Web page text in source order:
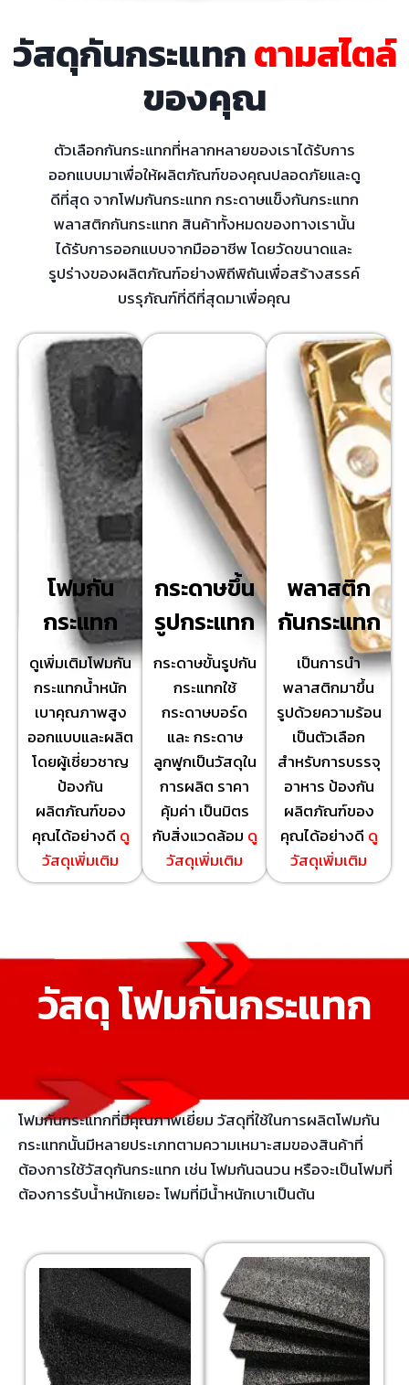
วัสดุกันกระแทกตามสไตล์
ของคุณ
ตัวเลือกกันกระแทกที่หลากหลายของเราได้รับการ
ออกแบบมาเพื่อให้ผลิตภัณฑ์ของคุณปลอดภัยและดู
ดีที่สุด จากโฟมกันกระแทก กระดาษแข็งกันกระแทก
พลาสติกกันกระแทก สินค้าทั้งหมดของทางเรานั้น
ได้รับการออกแบบจากมืออาชีพ โดยวัดขนาดและ
รูปร่างของผลิตภัณฑ์อย่างพิถีพิถันเพื่อสร้างสรรค์
บรรุภัณฑ์ที่ดีที่สุดมาเพื่อคุณ
โฟมกัน
กระแทก
ดูเพิ่มเติมโฟมกัน
กระแทกน้ำหนัก
เบาคุณภาพสูง
ออกแบบและผลิต
โดยผู้เชี่ยวชาญ
ป้องกัน
ผลิตภัณฑ์ของ
คุณได้อย่างดี ดู
วัสดุเพิ่มเติม
กระดาษขึ้น
รูปกระแทก
กระดาษขั้นรูปกัน
กระแทกใช้
กระดาษบอร์ด
และ กระดาษ
ลูกฟูกเป็นวัสดุใน
การผลิต ราคา
คุ้มค่า เป็นมิตร
กับสิ่งแวดล้อม ดู
วัสดุเพิ่มเติม
พลาสติก
กันกระแทก
เป็นการนำ
พลาสติกมาขึ้น
รูปด้วยความร้อน
เป็นตัวเลือก
สำหรับการบรรจุ
อาหาร ป้องกัน
ผลิตภัณฑ์ของ
คุณได้อย่างดี ดู
วัสดุเพิ่มเติม
วัสดุ โฟมกันกระแทก
โฟมกันกระแทกที่มีคุณภาพเยี่ยม วัสดุที่ใช้ในการผลิตโฟมกัน
กระแทกนั้นมีหลายประเภทตามความเหมาะสมของสินค้าที่
ต้องการใช้วัสดุกันกระแทก เช่น โฟมกันฉนวน หรือจะเป็นโฟมที่
ต้องการรับน้ำหนักเยอะ โฟมที่มีน้ำหนักเบาเป็นต้น